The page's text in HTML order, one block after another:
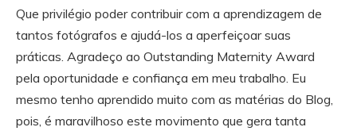
Que privilégio poder contribuir com a aprendizagem de
tantos fotógrafos e ajudá-los a aperfeiçoar suas
práticas. Agradeço ao Outstanding Maternity Award
pela oportunidade e confiança em meu trabalho. Eu
mesmo tenho aprendido muito com as matérias do Blog,
pois, é maravilhoso este movimento que gera tanta